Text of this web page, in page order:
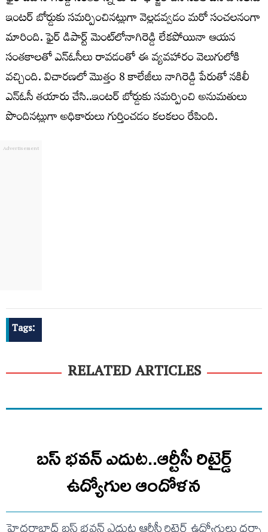
ఇంటర్ బోర్డుకు సమర్పించినట్లుగా వెల్లడవ్వడం మరో సంచలనంగా
మారింది. ఫైర్ డిపార్ట్ మెంట్‍లోనాగిరెడ్డి లేకపోయినా ఆయన
సంతకాలతో ఎన్‍ఓసీలు రావడంతో ఈ వ్యవహారం వెలుగులోకి
వచ్చింది. విచారణలో మొత్తం 8 కాలేజీలు నాగిరెడ్డి పేరుతో నకిలీ
ఎన్ఓసీ తయారు చేసి..ఇంటర్ బోర్డుకు సమర్పించి అనుమతులు
పొందినట్లుగా అధికారులు గుర్తించడం కలకలం రేపింది.
Tags:
RELATED ARTICLES
బస్ భవన్ ఎదుట..ఆర్టీసీ రిటైర్డ్
ఉద్యోగుల ఆందోళన